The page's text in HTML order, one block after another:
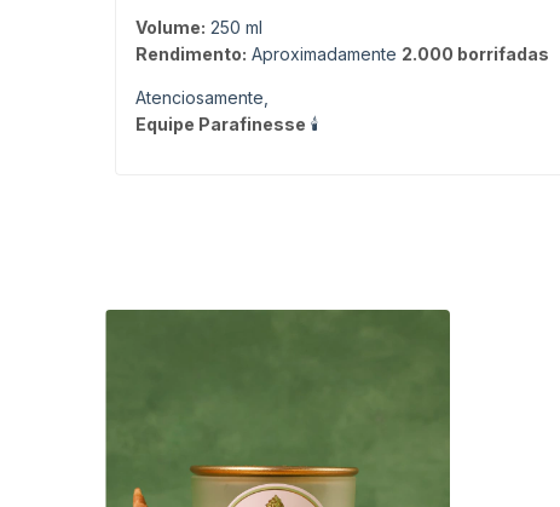
Volume: 250 ml
Rendimento: Aproximadamente 2.000 borrifadas
Atenciosamente,
Equipe Parafinesse 🕯️